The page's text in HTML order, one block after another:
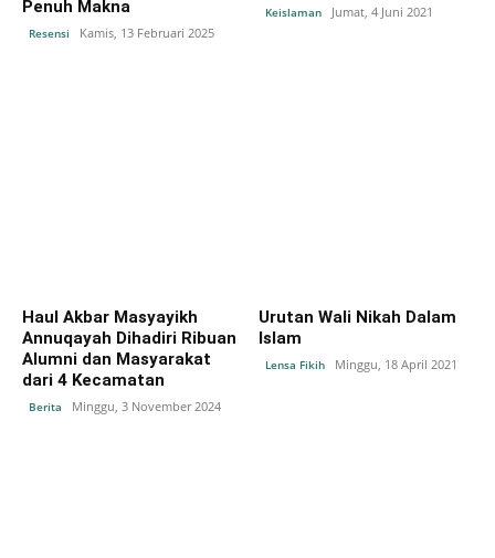
Penuh Makna
Resensi Kamis, 13 Februari 2025
Keislaman Jumat, 4 Juni 2021
Haul Akbar Masyayikh
Annuqayah Dihadiri Ribuan
Alumni dan Masyarakat
dari 4 Kecamatan
Berita Minggu, 3 November 2024
Urutan Wali Nikah Dalam
Islam
Lensa Fikih Minggu, 18 April 2021